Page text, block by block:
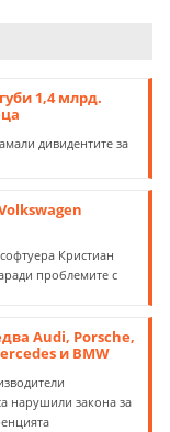
1,4 млрд.
дивидентите за
Кристиан
проблемите с
Audi, Porsche,
и BMW
нарушили закона за